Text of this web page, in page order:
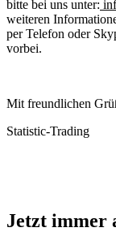
bitte bei uns unter:
weiteren
per Telefon oder
vorbei.
Mit freundlichen
Statistic-Trading
Jetzt immer